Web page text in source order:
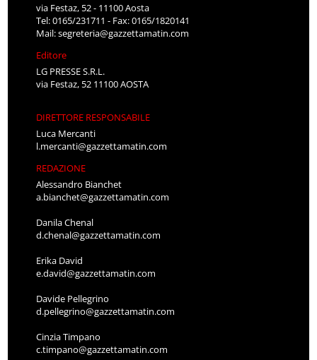
via Festaz, 52 - 11100 Aosta
Tel: 0165/231711 - Fax: 0165/1820141
Mail:segreteria@gazzettamatin.com
Editore
LG PRESSE S.R.L.
via Festaz, 52 11100 AOSTA
DIRETTORE RESPONSABILE
Luca Mercanti
l.mercanti@gazzettamatin.com
REDAZIONE
Alessandro Bianchet
a.bianchet@gazzettamatin.com
Danila Chenal
d.chenal@gazzettamatin.com
Erika David
e.david@gazzettamatin.com
Davide Pellegrino
d.pellegrino@gazzettamatin.com
Cinzia Timpano
c.timpano@gazzettamatin.com